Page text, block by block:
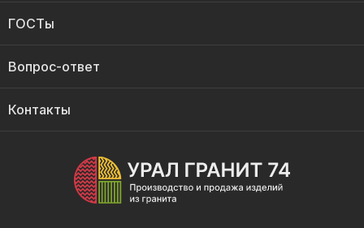
ГОСТы
Вопрос-ответ
Контакты